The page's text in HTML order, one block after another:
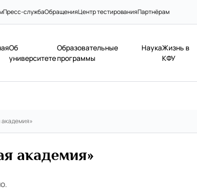
Пресс-службаОбращенияЦентр тестированияПартнёрам
Об
университете
Образовательные
программы
НаукаЖизнь в
КФУ
академия»
академия»